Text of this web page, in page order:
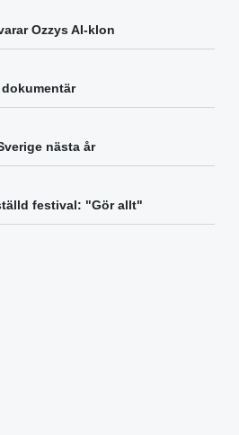
Ozzys AI-klon
nästa år
festival: "Gör allt"